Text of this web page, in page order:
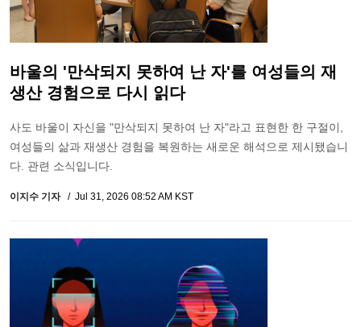
바울의 '만삭되지 못하여 난 자'를 여성들의 재
생산 경험으로 다시 읽다
사도 바울이 자신을 "만삭되지 못하여 난 자"라고 표현한 한 구절이,
여성들의 삶과 재생산 경험을 복원하는 새로운 해석으로 제시됐습니
다. 관련 소식입니다.
이지수 기자 Jul 31, 2026 08:52 AM KST